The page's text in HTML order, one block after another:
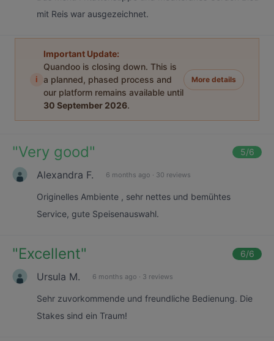
mit Reis war ausgezeichnet.
i
Important Update:
Quandoo is closing down. This is
a planned, phased process and
our platform remains available until
30 September 2026.
More details
"Very good" 5/6
Alexandra F. 6 months ago · 30 reviews
Originelles Ambiente , sehr nettes und bemühtes
Service, gute Speisenauswahl.
"Excellent" 6/6
Ursula M. 6 months ago · 3 reviews
Sehr zuvorkommende und freundliche Bedienung. Die
Stakes sind ein Traum!